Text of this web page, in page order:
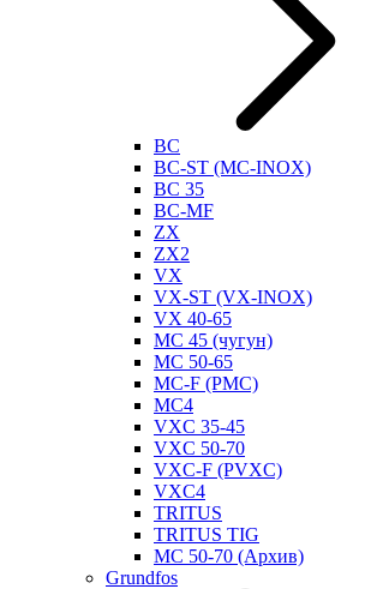
BC
BC-ST (MC-INOX)
BC 35
BC-MF
ZX
ZX2
VX
VX-ST (VX-INOX)
VX 40-65
MC 45 (чугун)
MC 50-65
MC-F (PMC)
MC4
VXC 35-45
VXC 50-70
VXC-F (PVXC)
VXC4
TRITUS
TRITUS TIG
MC 50-70 (Архив)
Grundfos